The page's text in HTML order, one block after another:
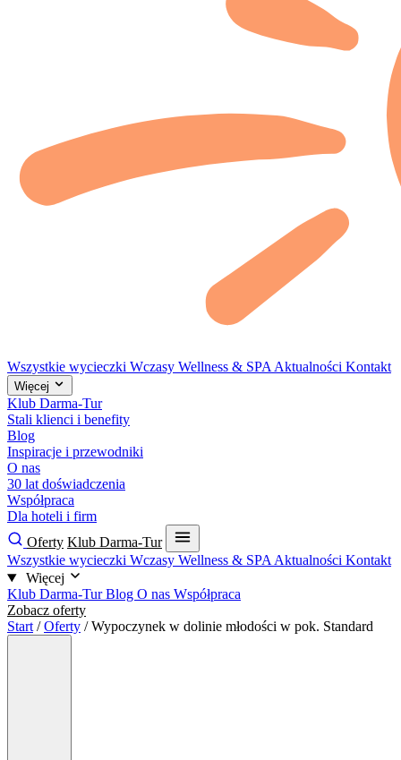
Wszystkie wycieczki Wczasy Wellness & SPA Aktualności Kontakt
Więcej
Klub Darma-Tur
Stali klienci i benefity
Blog
Inspiracje i przewodniki
O nas
30 lat doświadczenia
Współpraca
Dla hoteli i firm
Oferty Klub Darma-Tur
Wszystkie wycieczki Wczasy Wellness & SPA Aktualności Kontakt
Więcej
Klub Darma-TurBlog O nas Współpraca
Zobacz oferty
Start / Oferty / Wypoczynek w dolinie młodości w pok. Standard